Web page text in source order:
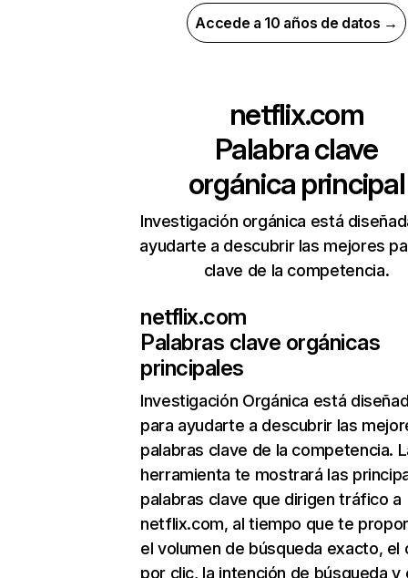
Accede a 10 años de datos →
netflix.com
Palabra clave
orgánica principal
Investigación orgánica está
ayudarte a descubrir las mejores
clave de la competencia.
netflix.com
Palabras clave orgánicas
principales
Investigación Orgánica está
para ayudarte a descubrir las
palabras clave de la competencia.
herramienta te mostrará las
palabras clave que dirigen tráfico a
netflix.com, al tiempo que te
el volumen de búsqueda exacto, el
por clic, la intención de búsqueda y